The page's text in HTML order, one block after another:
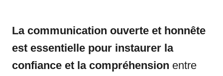
La communication ouverte et honnête
est essentielle pour instaurer la
confiance et la compréhension entre